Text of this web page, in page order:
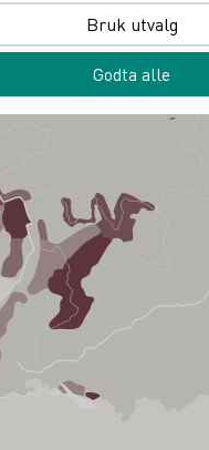
Bruk utvalg
Godta alle